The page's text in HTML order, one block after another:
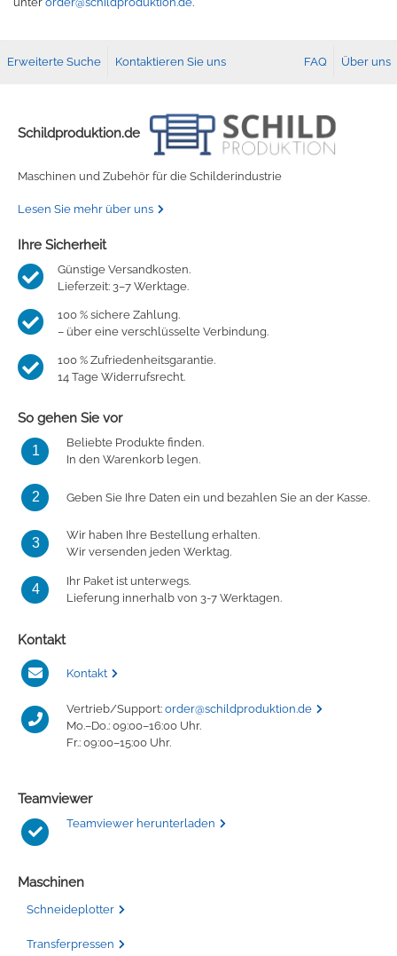
Erweiterte Suche Kontaktieren Sie uns FAQ Über uns
Schildproduktion.de
Maschinen und Zubehör für die Schilderindustrie
Lesen Sie mehr über uns
Ihre Sicherheit
Günstige Versandkosten.
Lieferzeit: 3–7 Werktage.
100 % sichere Zahlung.
– über eine verschlüsselte Verbindung.
100 % Zufriedenheitsgarantie.
14 Tage Widerrufsrecht.
So gehen Sie vor
1
Beliebte Produkte finden.
In den Warenkorb legen.
2 Geben Sie Ihre Daten ein und bezahlen Sie an der Kasse.
3
Wir haben Ihre Bestellung erhalten.
Wir versenden jeden Werktag.
4
Ihr Paket ist unterwegs.
Lieferung innerhalb von 3-7 Werktagen.
Kontakt
Kontakt
Vertrieb/Support: order@schildproduktion.de
Mo.–Do.: 09:00–16:00 Uhr.
Fr.: 09:00–15:00 Uhr.
Teamviewer
Teamviewer herunterladen
Maschinen
Schneideplotter
Transferpressen